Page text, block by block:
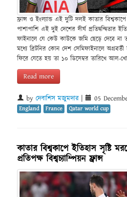
ফ্রান্স ও ইংল্যান্ড এই দুটি দলই কাতার
পাশাপাশি এই দুই দেশের দীর্ঘ প্রতিদ্বন্দ্বিতার
ফাইনালে যে কেউ কাউকে জমি ছেড়ে দেবে না তা
মধ্যে ব্রিটনির কোন দেশ সেমিফাইনালে
ফিরে যেতে হয় তা ১০ ডিসেম্বর তারিখে আল-
Read more
by দেবাশিস মজুমদার| 05
England France Qatar world cup
কাতার বিশ্বকাপে ইতিহাস সৃষ্টি
প্রতিপক্ষ বিশ্বচ্যাম্পিয়ন ফ্রান্স